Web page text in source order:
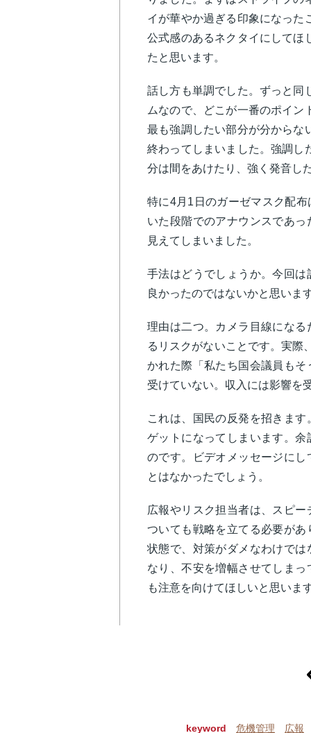
イが華やか過ぎる印象になった
公式感のあるネクタイにしてほ
たと思います。
話し方も単調でした。ずっと同
ムなので、どこが一番のポイン
最も強調したい部分が分からな
終わってしまいました。強調し
分は間をあけたり、強く発音し
特に4月1日のガーゼマスク配
いた段階でのアナウンスであ
見えてしまいました。
手法はどうでしょうか。今回
良かったのではないかと思います
理由は二つ。カメラ目線にな
るリスクがないことです。実際
かれた際「私たち国会議員も
受けていない。収入には影響を
これは、国民の反発を招きま
ゲットになってしまいます。
のです。ビデオメッセージにし
とはなかったでしょう。
広報やリスク担当者は、スピ
ついても戦略を立てる必要が
状態で、対策がダメなわけで
なり、不安を増幅させてしま
も注意を向けてほしいと思います
keyword 危機管理 広報